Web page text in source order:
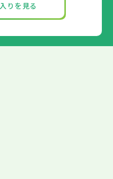
りを見る